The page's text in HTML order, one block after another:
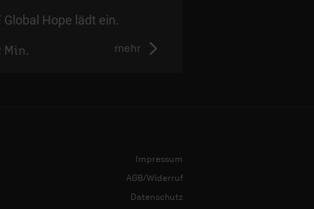
Global Hope lädt ein.
mehr
Min.
Impressum
AGB/Widerruf
Datenschutz